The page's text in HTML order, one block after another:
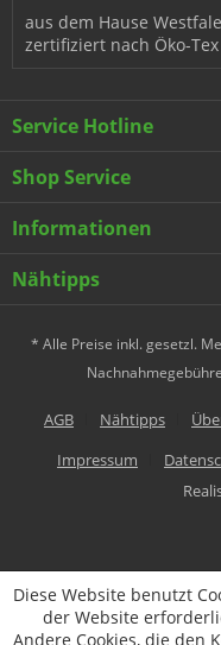
aus dem Hause
zertifiziert nach Öko-
Service Hotline
Shop Service
Informationen
Nähtipps
* Alle Preise inkl. gesetzl.
AGB Nähtipps
Impressum
Diese Website benutzt
der Website
Andere Cookies, die den